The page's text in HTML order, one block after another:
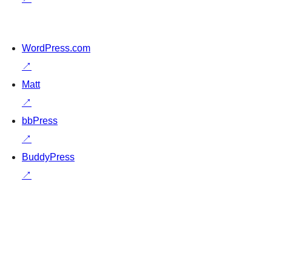
WordPress.com
↗
Matt
↗
bbPress
↗
BuddyPress
↗